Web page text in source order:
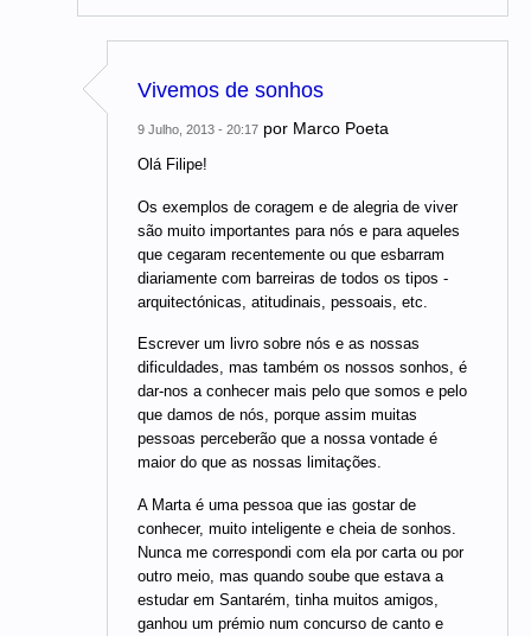
Vivemos de sonhos
9 Julho, 2013 - 20:17 por Marco Poeta
Olá Filipe!
Os exemplos de coragem e de alegria de viver
são muito importantes para nós e para aqueles
que cegaram recentemente ou que esbarram
diariamente com barreiras de todos os tipos -
arquitectónicas, atitudinais, pessoais, etc.
Escrever um livro sobre nós e as nossas
dificuldades, mas também os nossos sonhos, é
dar-nos a conhecer mais pelo que somos e pelo
que damos de nós, porque assim muitas
pessoas perceberão que a nossa vontade é
maior do que as nossas limitações.
A Marta é uma pessoa que ias gostar de
conhecer, muito inteligente e cheia de sonhos.
Nunca me correspondi com ela por carta ou por
outro meio, mas quando soube que estava a
estudar em Santarém, tinha muitos amigos,
ganhou um prémio num concurso de canto e